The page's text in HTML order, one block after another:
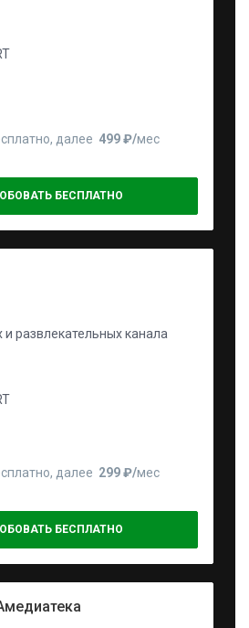
далее 499 ₽⁠/⁠мес
БЕСПЛАТНО
и развлекательных канала
далее 299 ₽⁠/⁠мес
БЕСПЛАТНО